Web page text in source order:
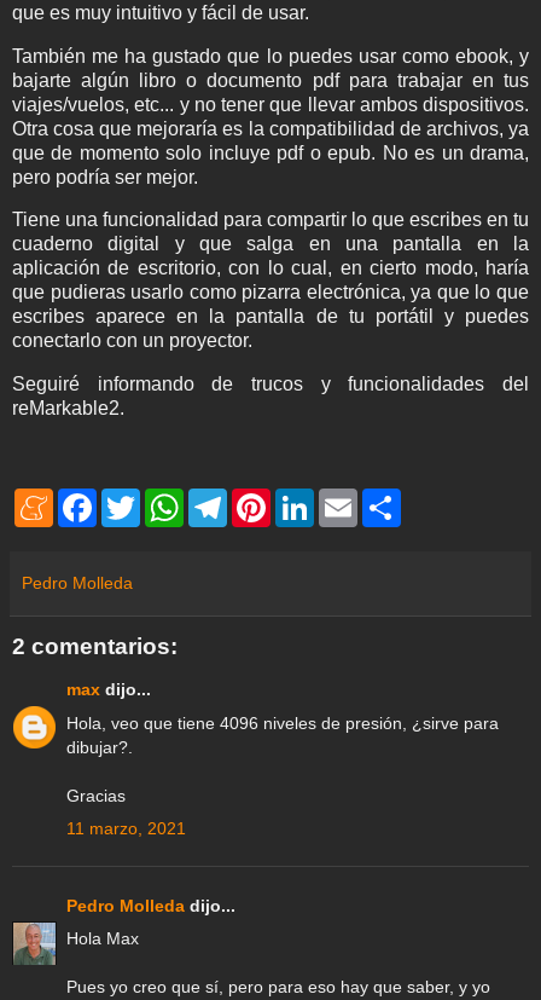
que es muy intuitivo y fácil de usar.
También me ha gustado que lo puedes usar como ebook, y
bajarte algún libro o documento pdf para trabajar en tus
viajes/vuelos, etc... y no tener que llevar ambos dispositivos.
Otra cosa que mejoraría es la compatibilidad de archivos, ya
que de momento solo incluye pdf o epub. No es un drama,
pero podría ser mejor.
Tiene una funcionalidad para compartir lo que escribes en tu
cuaderno digital y que salga en una pantalla en la
aplicación de escritorio, con lo cual, en cierto modo, haría
que pudieras usarlo como pizarra electrónica, ya que lo que
escribes aparece en la pantalla de tu portátil y puedes
conectarlo con un proyector.
Seguiré informando de trucos y funcionalidades del
reMarkable2.
M
m
e
F
b
o
o
T
w
r
W
p
T
a
P
e
L
I
E
m
Pedro Molleda
2 comentarios:
max dijo...
Hola, veo que tiene 4096 niveles de presión, ¿sirve para
dibujar?.
Gracias
11 marzo, 2021
Pedro Molleda dijo...
Hola Max
Pues yo creo que sí, pero para eso hay que saber, y yo